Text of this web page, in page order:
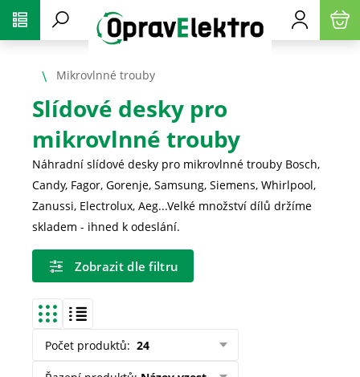
Mikrovlnné trouby
Slídové desky pro
mikrovlnné trouby
Náhradní slídové desky pro mikrovlnné trouby Bosch,
Candy, Fagor, Gorenje, Samsung, Siemens, Whirlpool,
Zanussi, Electrolux, Aeg...Velké množství dílů držíme
skladem - ihned k odeslání.
Zobrazit dle filtru
Počet produktů: 24